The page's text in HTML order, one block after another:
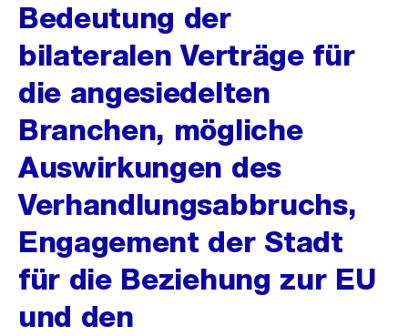
Bedeutung der
bilateralen Verträge für
die angesiedelten
Branchen, mögliche
Auswirkungen des
Verhandlungsabbruchs,
Engagement der Stadt
für die Beziehung zur EU
und den